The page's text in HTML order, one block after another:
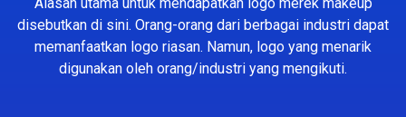
disebutkan di sini. Orang-orang dari berbagai industri dapat
memanfaatkan logo riasan. Namun, logo yang menarik
digunakan oleh orang/industri yang mengikuti.